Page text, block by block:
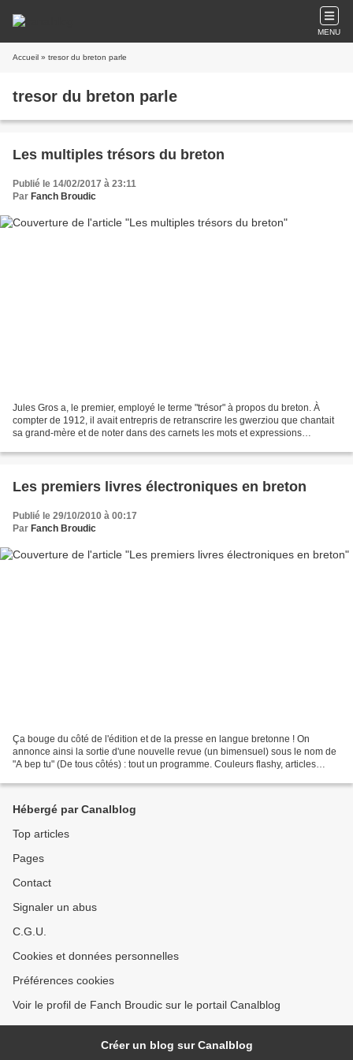
MENU
Accueil » tresor du breton parle
tresor du breton parle
Les multiples trésors du breton
Publié le 14/02/2017 à 23:11
Par Fanch Broudic
Jules Gros a, le premier, employé le terme "trésor" à propos du breton. À
compter de 1912, il avait entrepris de retranscrire les gwerziou que chantait
sa grand-mère et de noter dans des carnets les mots et expressions
Les premiers livres électroniques en breton
Publié le 29/10/2010 à 00:17
Par Fanch Broudic
Ça bouge du côté de l'édition et de la presse en langue bretonne ! On
annonce ainsi la sortie d'une nouvelle revue (un bimensuel) sous le nom de
"A bep tu" (De tous côtés) : tout un programme. Couleurs flashy, articles
Hébergé par Canalblog
Top articles
Pages
Contact
Signaler un abus
C.G.U.
Cookies et données personnelles
Préférences cookies
Voir le profil de Fanch Broudic sur le portail Canalblog
Créer un blog sur Canalblog